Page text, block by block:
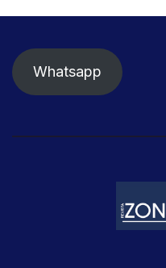
Whatsapp